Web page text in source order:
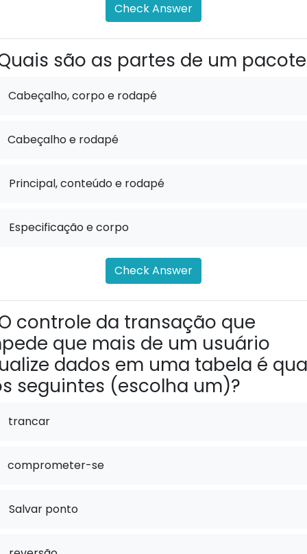
Check Answer
são as partes de um
Cabeçalho, corpo e rodapé
Cabeçalho e rodapé
Principal, conteúdo e rodapé
Especificação e corpo
Check Answer
controle da transação que
que mais de um usuário
dados em uma tabela é
seguintes (escolha um)?
trancar
comprometer-se
Salvar ponto